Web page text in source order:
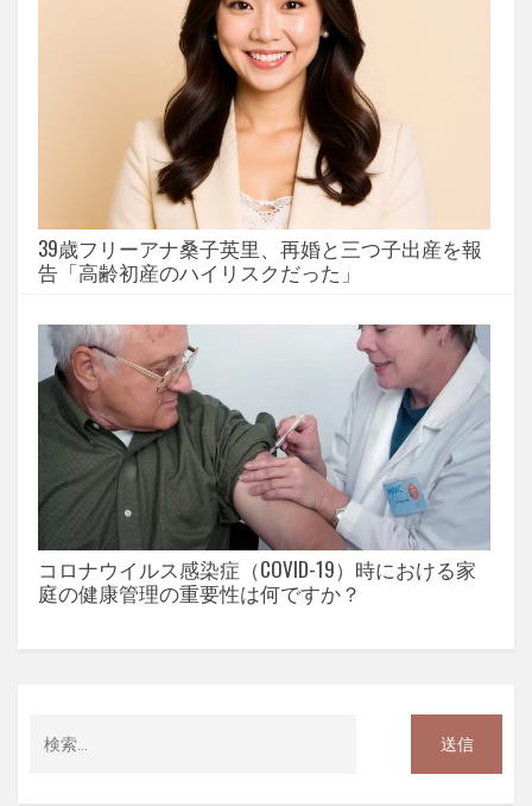
39歳フリーアナ桑子英里、再婚と三つ子出産を報
告「高齢初産のハイリスクだった」
コロナウイルス感染症（COVID-19）時における家
庭の健康管理の重要性は何ですか？